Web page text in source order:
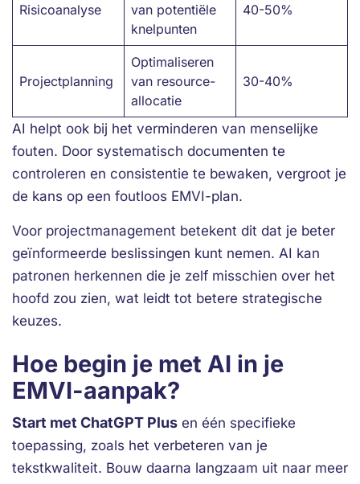
Risicoanalyse
van potentiële
knelpunten
40-50%
Projectplanning
Optimaliseren
van resource-
allocatie
30-40%
AI helpt ook bij het verminderen van menselijke
fouten. Door systematisch documenten te
controleren en consistentie te bewaken, vergroot je
de kans op een foutloos EMVI-plan.
Voor projectmanagement betekent dit dat je beter
geïnformeerde beslissingen kunt nemen. AI kan
patronen herkennen die je zelf misschien over het
hoofd zou zien, wat leidt tot betere strategische
keuzes.
Hoe begin je met AI in je
EMVI-aanpak?
Start met ChatGPT Plus en één specifieke
toepassing, zoals het verbeteren van je
tekstkwaliteit. Bouw daarna langzaam uit naar meer